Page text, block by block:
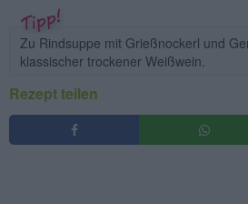
Zu Rindsuppe mit Grießnockerl und
klassischer trockener Weißwein.
Rezept teilen